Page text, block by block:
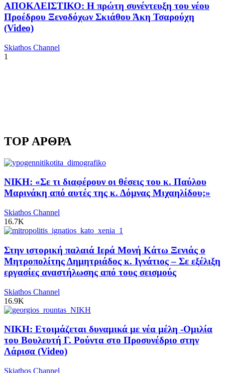
ΑΠΟΚΛΕΙΣΤΙΚΟ: Η πρώτη συνέντευξη του νέου
Προέδρου Ξενοδόχων Σκιάθου Άκη Τσαρούχη
(Video)
Skiathos Channel
1
TOP ΑΡΘΡΑ
ΝΙΚΗ: «Σε τι διαφέρουν οι θέσεις του κ. Παύλου
Μαρινάκη από αυτές της κ. Δόμνας Μιχαηλίδου;»
Skiathos Channel
16.7K
Στην ιστορική παλαιά Ιερά Μονή Κάτω Ξενιάς ο
Μητροπολίτης Δημητριάδος κ. Ιγνάτιος – Σε εξέλιξη
εργασίες αναστήλωσης από τους σεισμούς
Skiathos Channel
16.9K
ΝΙΚΗ: Ετοιμάζεται δυναμικά με νέα μέλη -Ομιλία
του Βουλευτή Γ. Ρούντα στο Προσυνέδριο στην
Λάρισα (Video)
Skiathos Channel